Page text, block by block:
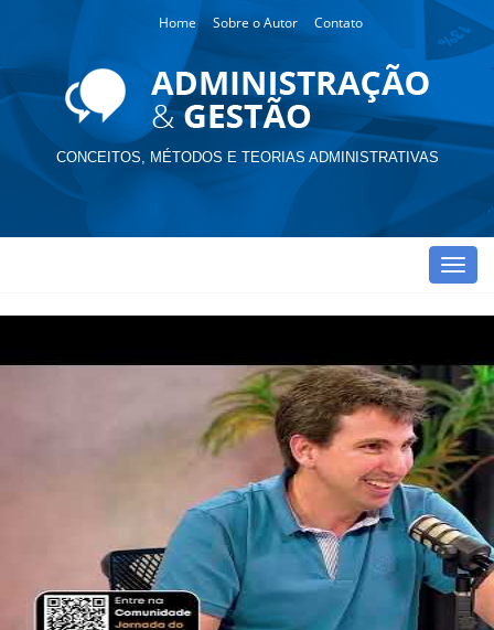
Home Sobre o Autor Contato
CONCEITOS, MÉTODOS E TEORIAS ADMINISTRATIVAS